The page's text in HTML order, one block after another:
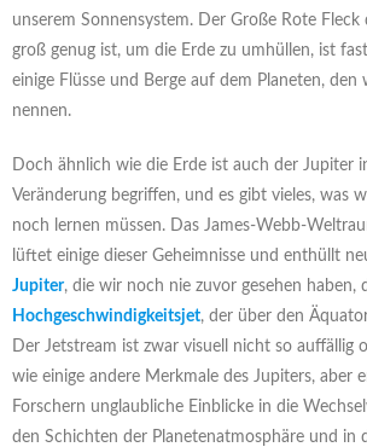
unserem Sonnensystem. Der Große Rote Fleck
groß genug ist, um die Erde zu umhüllen, ist
einige Flüsse und Berge auf dem Planeten, den
nennen.
Doch ähnlich wie die Erde ist auch der Jupiter
Veränderung begriffen, und es gibt vieles, was
noch lernen müssen. Das James-Webb-
lüftet einige dieser Geheimnisse und enthüllt
Jupiter, die wir noch nie zuvor gesehen haben,
Hochgeschwindigkeitsjet, der über den
Der Jetstream ist zwar visuell nicht so auffällig
wie einige andere Merkmale des Jupiters, aber
Forschern unglaubliche Einblicke in die
den Schichten der Planetenatmosphäre und in